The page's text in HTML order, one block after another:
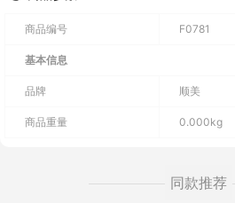
商品编号 F0781
基本信息
品牌 顺美
商品重量 0.000kg
同款推荐